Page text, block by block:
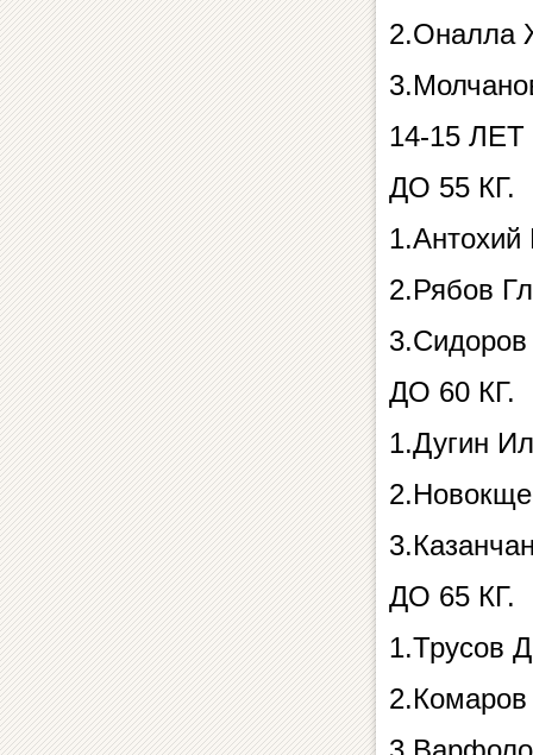
2.Оналла
14-15 ЛЕТ
ДО 55 КГ.
2.Рябов
ДО 60 КГ.
1.Дугин
ДО 65 КГ.
1.Трусов